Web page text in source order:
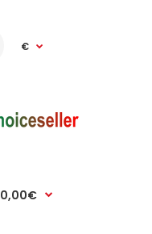
€
0,00€